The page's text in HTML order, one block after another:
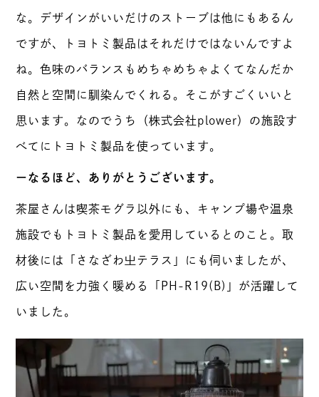
な。デザインがいいだけのストーブは他にもあるん
ですが、トヨトミ製品はそれだけではないんですよ
ね。色味のバランスもめちゃめちゃよくてなんだか
自然と空間に馴染んでくれる。そこがすごくいいと
思います。なのでうち（株式会社plower）の施設す
べてにトヨトミ製品を使っています。
ーなるほど、ありがとうございます。
茶屋さんは喫茶モグラ以外にも、キャンプ場や温泉
施設でもトヨトミ製品を愛用しているとのこと。取
材後には「さなざわ㞢テラス」にも伺いましたが、
広い空間を力強く暖める「PH-R19(B)」が活躍して
いました。